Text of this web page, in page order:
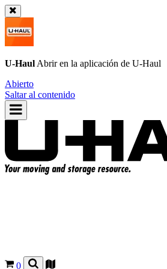
U-Haul Abrir en la aplicación de U-Haul
Abierto
Saltar al contenido
0